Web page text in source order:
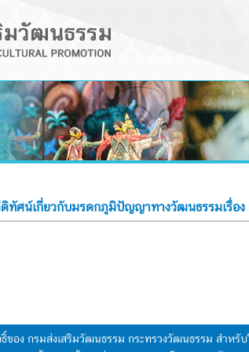
ทัศน์เกี่ยวกับมรดกภูมิปัญญาทางวัฒนธรรมเรื่อง
ของ กรมส่งเสริมวัฒนธรรม กระทรวงวัฒนธรรม สำหรั